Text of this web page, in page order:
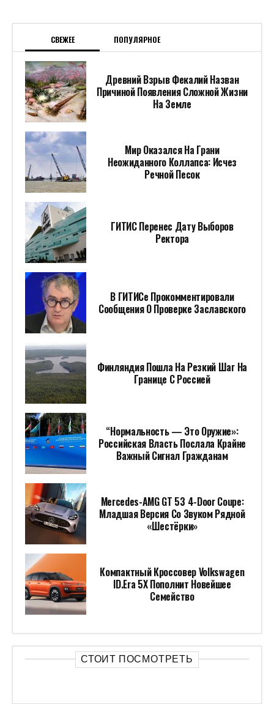
СВЕЖЕЕ ПОПУЛЯРНОЕ
Древний Взрыв Фекалий Назван
Причиной Появления Сложной Жизни
На Земле
Мир Оказался На Грани
Неожиданного Коллапса: Исчез
Речной Песок
ГИТИС Перенес Дату Выборов
Ректора
В ГИТИСе Прокомментировали
Сообщения О Проверке Заславского
Финляндия Пошла На Резкий Шаг На
Границе С Россией
“Нормальность — Это Оружие»:
Российская Власть Послала Крайне
Важный Сигнал Гражданам
Mercedes-AMG GT 53 4-Door Coupe:
Младшая Версия Со Звуком Рядной
«шестёрки»
Компактный Кроссовер Volkswagen
ID.Era 5X Пополнит Новейшее
Семейство
СТОИТ ПОСМОТРЕТЬ